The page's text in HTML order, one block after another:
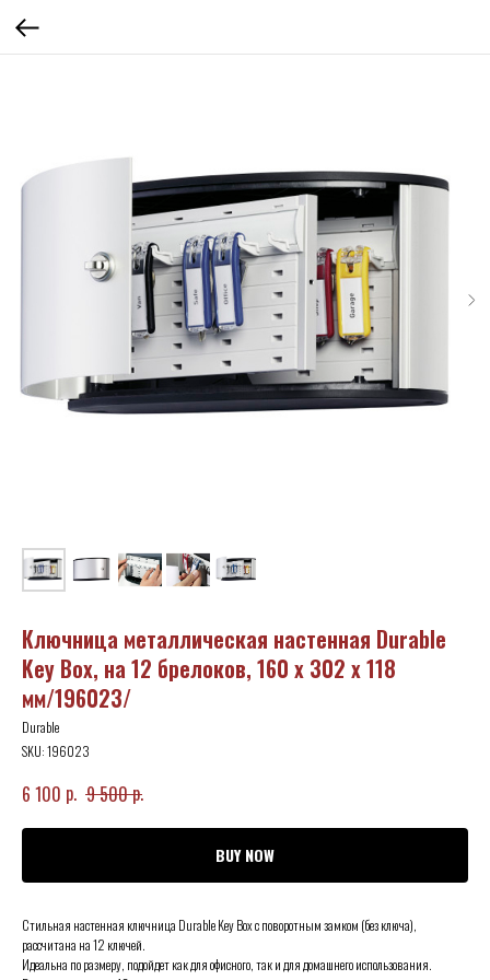
Ключница металлическая настенная Durable
Key Box, на 12 брелоков, 160 x 302 x 118
мм/196023/
Durable
SKU:196023
6 100 р. 9 500р.
BUY NOW
Стильная настенная ключница Durable Key Box с поворотным замком (без ключа),
рассчитана на 12 ключей.
Идеальна по размеру, подойдет как для офисного, так и для домашнего использования.